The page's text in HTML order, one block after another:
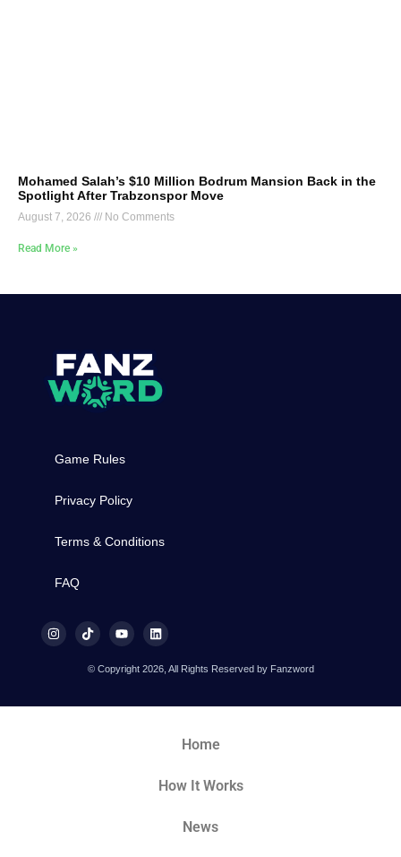
Mohamed Salah’s $10 Million Bodrum Mansion Back in the
Spotlight After Trabzonspor Move
August 7, 2026 No Comments
Read More »
Game Rules
Privacy Policy
Terms & Conditions
FAQ
© Copyright 2026, All Rights Reserved by Fanzword
Home
How It Works
News